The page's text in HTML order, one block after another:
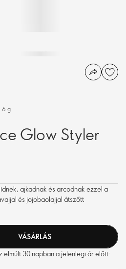
Glow Styler
6 g
ajkadnak és arcodnak ezzel a
és jojobaolajjal átszőtt
VÁSÁRLÁS
elmúlt 30 napban a jelenlegi ár előtt: